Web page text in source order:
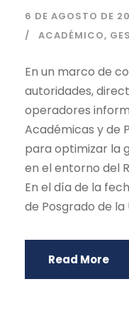
6 DE AGOSTO DE
ACADÉMICO,
En un marco de
autoridades,
operadores
Académicas y de
para optimizar la
en el entorno del
En el día de la
de Posgrado de la
Read More